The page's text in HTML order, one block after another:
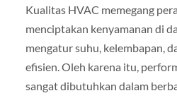
Kualitas HVAC memegang
menciptakan kenyamanan di
mengatur suhu, kelembapan,
efisien. Oleh karena itu,
sangat dibutuhkan dalam